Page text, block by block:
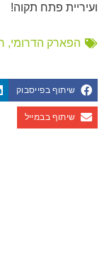
ועיריית פתח תקוה!
הפארק הדרומי,
שיתוף בפייסבוק
שיתוף בבמייל